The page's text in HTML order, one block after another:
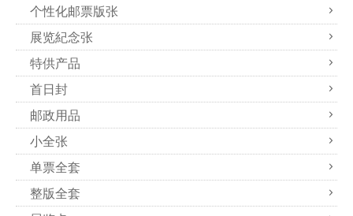
个性化邮票版张
展览紀念张
特供产品
首日封
邮政用品
小全张
单票全套
整版全套